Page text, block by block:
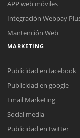
APP web móviles
Integración Webpay
Mantención Web
MARKETING
Publicidad en facebook
Publicidad en google
Email Marketing
Social media
Publicidad en twitter